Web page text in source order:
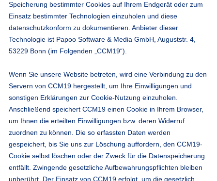
Speicherung bestimmter Cookies auf Ihrem Endgerät oder zum
Einsatz bestimmter Technologien einzuholen und diese
datenschutzkonform zu dokumentieren. Anbieter dieser
Technologie ist Papoo Software & Media GmbH, Auguststr. 4,
53229 Bonn (im Folgenden „CCM19“).
Wenn Sie unsere Website betreten, wird eine Verbindung zu den
Servern von CCM19 hergestellt, um Ihre Einwilligungen und
sonstigen Erklärungen zur Cookie-Nutzung einzuholen.
Anschließend speichert CCM19 einen Cookie in Ihrem Browser,
um Ihnen die erteilten Einwilligungen bzw. deren Widerruf
zuordnen zu können. Die so erfassten Daten werden
gespeichert, bis Sie uns zur Löschung auffordern, den CCM19-
Cookie selbst löschen oder der Zweck für die Datenspeicherung
entfällt. Zwingende gesetzliche Aufbewahrungspflichten bleiben
unberührt. Der Einsatz von CCM19 erfolgt, um die gesetzlich